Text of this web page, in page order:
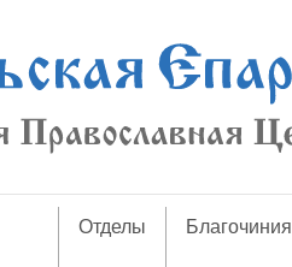
Отделы Благочиния